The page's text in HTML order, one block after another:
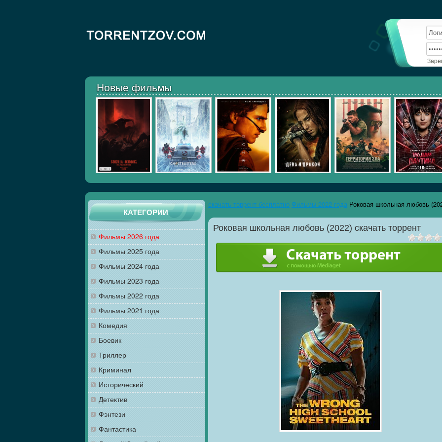
Новые фильмы
КАТЕГОРИИ
Фильмы 2026 года
Фильмы 2025 года
Фильмы 2024 года
Фильмы 2023 года
Фильмы 2022 года
Фильмы 2021 года
Комедия
Боевик
Триллер
Криминал
Исторический
Детектив
Фэнтези
Фантастика
скачать торрент бесплатно Фильмы 2022 года Роковая школьная любовь
Роковая школьная любовь (2022) скачать торрент